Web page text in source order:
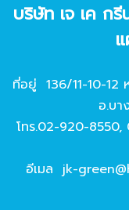
บริษัท เจ เค ก
ที่อยู่ 136/11-10-12
อ.บา
โทร.02-920-8550,
อีเมล jk-